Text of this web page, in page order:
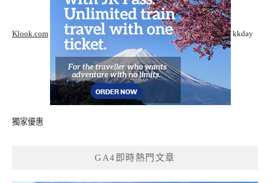
Klook.com kkday
獨家優惠
GA4即時熱門文章